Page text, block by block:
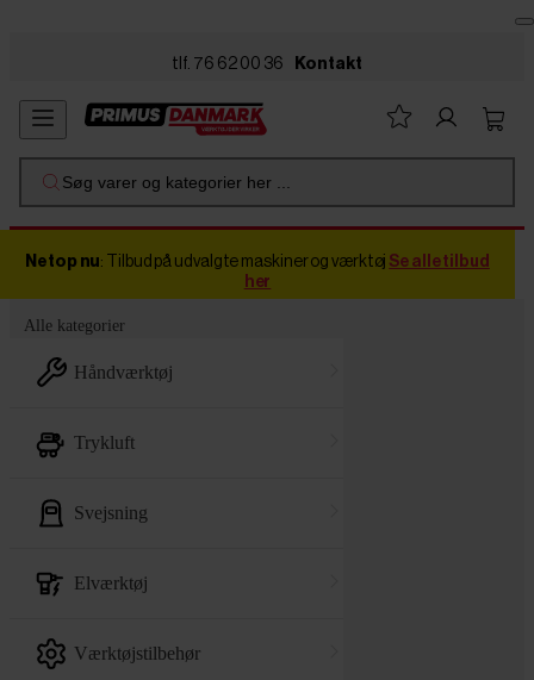
tlf. 76 62 00 36 Kontakt
Søg varer og kategorier her ...
Netop nu: Tilbud på udvalgte maskiner og værktøj Se alle tilbud
her
Alle kategorier
håndværktøj
trykluft
svejsning
elværktøj
værktøjstilbehør